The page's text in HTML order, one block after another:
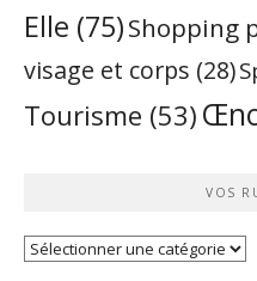
Elle (75)Shopping
visage et corps (28)
Tourisme (53)
VOS
Vos